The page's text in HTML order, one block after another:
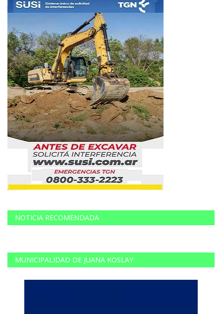
NOTICIA RECOMENDADA
MUNICIPALIDAD DE JUANA KOSLAY